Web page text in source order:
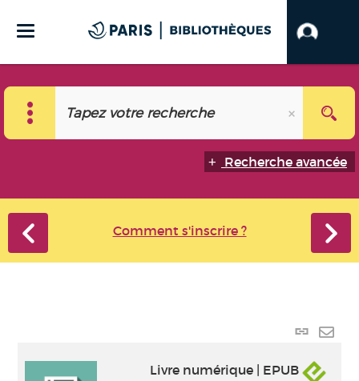
Recherche avancée
Comment s'inscrire ?
Lien
Livre numérique | EPUB